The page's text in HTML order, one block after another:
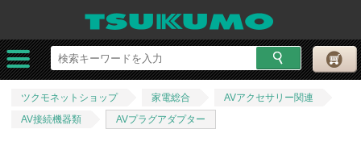
ツクモネットショップ 家電総合
AVアクセサリー関連
AV接続機器類
AVプラグアダプター